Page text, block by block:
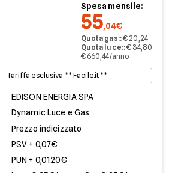
Spesa mensile:
55,04€
Quota gas::€ 20,24
Quota luce::€ 34,80
€ 660,44/anno
Tariffa esclusiva ** Facile.it **
EDISON ENERGIA SPA
Dynamic Luce e Gas
Prezzo indicizzato
PSV + 0,07€
PUN + 0,0120€